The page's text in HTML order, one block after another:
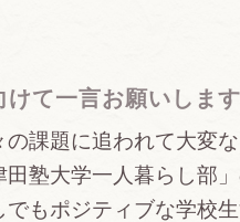
て一言お願いしま
課題に追われて大変
塾大学一人暮らし部
もポジティブな学校